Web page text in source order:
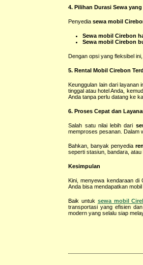
4. Pilihan Durasi Sewa
Penyediasewa mobil
Sewa mobil Cirebon
Sewa mobil Cirebon
Dengan opsi yang fleksibel
5. Rental Mobil Cirebon
Keunggulan lain dari layanan
tinggal atau hotel Anda,
Anda tanpa perlu datang ke
6. Proses Cepat dan
Salah satu nilai lebih dari
memproses pesanan. Dalam
Bahkan, banyak penyedia
seperti stasiun, bandara, atau
Kesimpulan
Kini, menyewa kendaraan
Anda bisa mendapatkan
Baik untuk sewa mobil
transportasi yang efisien
modern yang selalu siap